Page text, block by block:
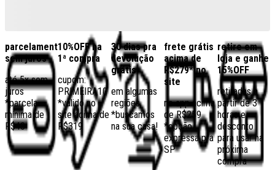
parcelamento
sem juros
até 5x sem
juros
*parcela
mínima de
R$40
10%OFF na
1ª compra
cupom:
PRIMEIRA10
*válido no
site acima de
R$319
30 dias pra
devolução
grátis
em algumas
regiões,
*buscamos
na sua casa!
frete grátis
acima de
R$279* no
site
no app acima
de R$259
*opção
expressa pra
SP
retire em
loja e ganhe
15%OFF
retiradas a
partir de 3
horas e
desconto
para usar na
próxima
compra